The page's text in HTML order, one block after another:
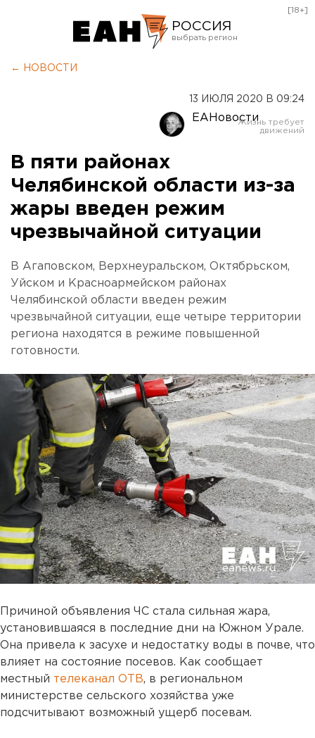
РОССИЯ
Оренбург
[18+]
← НОВОСТИ
13 ИЮЛЯ 2020 В 09:24
ЕАНовости
В пяти районах
Челябинской области из-за
жары введен режим
чрезвычайной ситуации
В Агаповском, Верхнеуральском, Октябрьском,
Уйском и Красноармейском районах
Челябинской области введен режим
чрезвычайной ситуации, еще четыре территории
региона находятся в режиме повышенной
готовности.
Причиной объявления ЧС стала сильная жара,
установившаяся в последние дни на Южном Урале.
Она привела к засухе и недостатку воды в почве, что
влияет на состояние посевов. Как сообщает
местный телеканал ОТВ, в региональном
министерстве сельского хозяйства уже
подсчитывают возможный ущерб посевам.